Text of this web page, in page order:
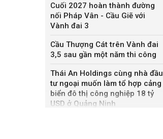
Cuối 2027 hoàn thành đường
nối Pháp Vân - Cầu Giẽ với
Vành đai 3
Cầu Thượng Cát trên Vành đai
3,5 sau gần một năm thi công
Thái An Holdings cùng nhà đầu
tư ngoại muốn làm tổ hợp cảng
biển đô thị công nghiệp 18 tỷ
USD ở Quảng Ninh